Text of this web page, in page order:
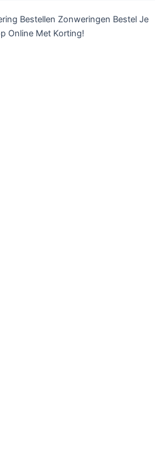
Bestellen Zonweringen Bestel Je
Online Met Korting!